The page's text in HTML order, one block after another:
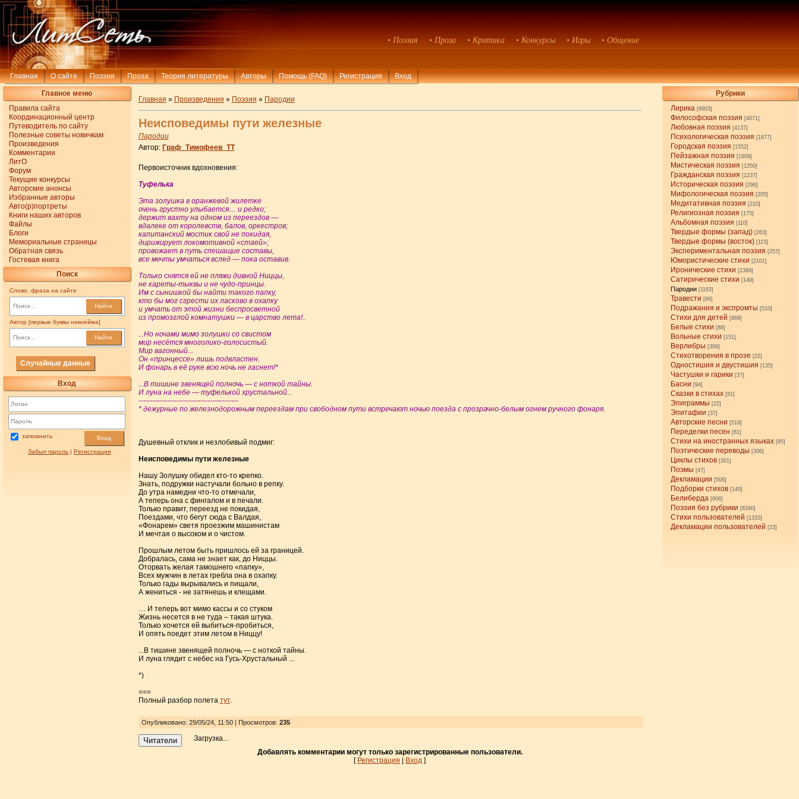
• Поэзия • Проза • Критика • Конкурсы • Игры • Общение
Главная О сайте Поэзия Проза Теория литературы Авторы Помощь (FAQ) Регистрация Вход
Главное меню
Правила сайта
Координационный центр
Путеводитель по сайту
Полезные советы новичкам
Произведения
Комментарии
ЛитО
Форум
Текущие конкурсы
Авторские анонсы
Избранные авторы
Авто(р)портреты
Книги наших авторов
Файлы
Блоги
Мемориальные страницы
Обратная связь
Гостевая книга
Поиск
Слово, фраза на сайте
Найти
Автор [первые буквы никнейма]
Найти
Случайные данные
Вход
запомнить Вход
Забыл пароль |Регистрация
Рубрики
Лирика [8903]
Философская поэзия [4071]
Любовная поэзия [4137]
Психологическая поэзия [1877]
Городская поэзия [1552]
Пейзажная поэзия [1909]
Мистическая поэзия [1350]
Гражданская поэзия [1237]
Историческая поэзия [296]
Мифологическая поэзия [205]
Медитативная поэзия [210]
Религиозная поэзия [175]
Альбомная поэзия [110]
Твердые формы (запад) [263]
Твердые формы (восток) [115]
Экспериментальная поэзия [257]
Юмористические стихи [2101]
Иронические стихи [2369]
Сатирические стихи [149]
Пародии [1163]
Травести [66]
Подражания и экспромты [510]
Стихи для детей [869]
Белые стихи [88]
Вольные стихи [151]
Верлибры [309]
Стихотворения в прозе [22]
Одностишия и двустишия [135]
Частушки и гарики [37]
Басни [94]
Сказки в стихах [81]
Эпиграммы [22]
Эпитафии [37]
Авторские песни [516]
Переделки песен [61]
Стихи на иностранных языках [95]
Поэтические переводы [306]
Циклы стихов [301]
Поэмы [47]
Декламации [506]
Подборки стихов [145]
Белиберда [906]
Поэзия без рубрики [8340]
Стихи пользователей [1333]
Декламации пользователей [23]
Главная » Произведения » Поэзия » Пародии
Неисповедимы пути железные
Пародии
Автор: Граф_Тимофеев_ТТ
Первоисточник вдохновения:
Туфелька
Эта золушка в оранжевой жилетке
очень грустно улыбается… и редко;
держит вахту на одном из переездов —
вдалеке от королевств, балов, оркестров;
капитанский мостик свой не покидая,
дирижирует локомотивной «стаей»;
провожает в путь спешащие составы,
все мечты умчаться вслед — пока оставив.
Только снятся ей не пляжи дивной Ниццы,
не кареты-тыквы и не чудо-принцы.
Им с сынишкой бы найти такого папку,
кто бы мог сгрести их ласково в охапку
и умчать от этой жизни беспросветной
из промозглой комнатушки — в царство лета!..
...Но ночами мимо золушки со свистом
мир несётся многолико-голосистый.
Мир вагонный...
Он «принцессе» лишь подвластен.
И фонарь в её руке всю нoчь не гаснет!*
...B тишине звенящей полночь — с ноткой тайны.
И луна на небе — туфелькой хрустальной...
------------------------------------------
* дежурные по железнодорожным переездам при свободном пути встречают ночью поезда c прозрачно-белым огнем ручного фонаря.
Душевный отклик и незлобивый подмиг:
Неисповедимы пути железные
Нашу Золушку обидел кто-то крепко.
Знать, подружки настучали больно в репку.
До утра намедни что-то отмечали,
А теперь она с фингалом и в печали.
Только правит, переезд не покидая,
Поездами, что бегут сюда с Валдая,
«Фонарем» светя проезжим машинистам
И мечтая о высоком и о чистом.
Прошлым летом быть пришлось ей за границей.
Добралась, сама не знает как, до Ниццы.
Оторвать желая тамошнего «папку»,
Всех мужчин в летах гребла она в охапку.
Только гады вырывались и пищали,
А жениться - не затянешь и клещами.
… И теперь вот мимо кассы и со стуком
Жизнь несется в не туда – такая штука.
Только хочется ей выбиться-пробиться,
И опять поедет этим летом в Ниццу!
...B тишине звенящей полночь — с ноткой тайны.
И луна глядит с небес на Гусь-Хрустальный ...
*)
===
Полный разбор полета тут.
Опубликовано: 29/05/24, 11:50 | Просмотров: 235
Читатели
Загрузка...
Добавлять комментарии могут только зарегистрированные пользователи.
[ Регистрация | Вход ]